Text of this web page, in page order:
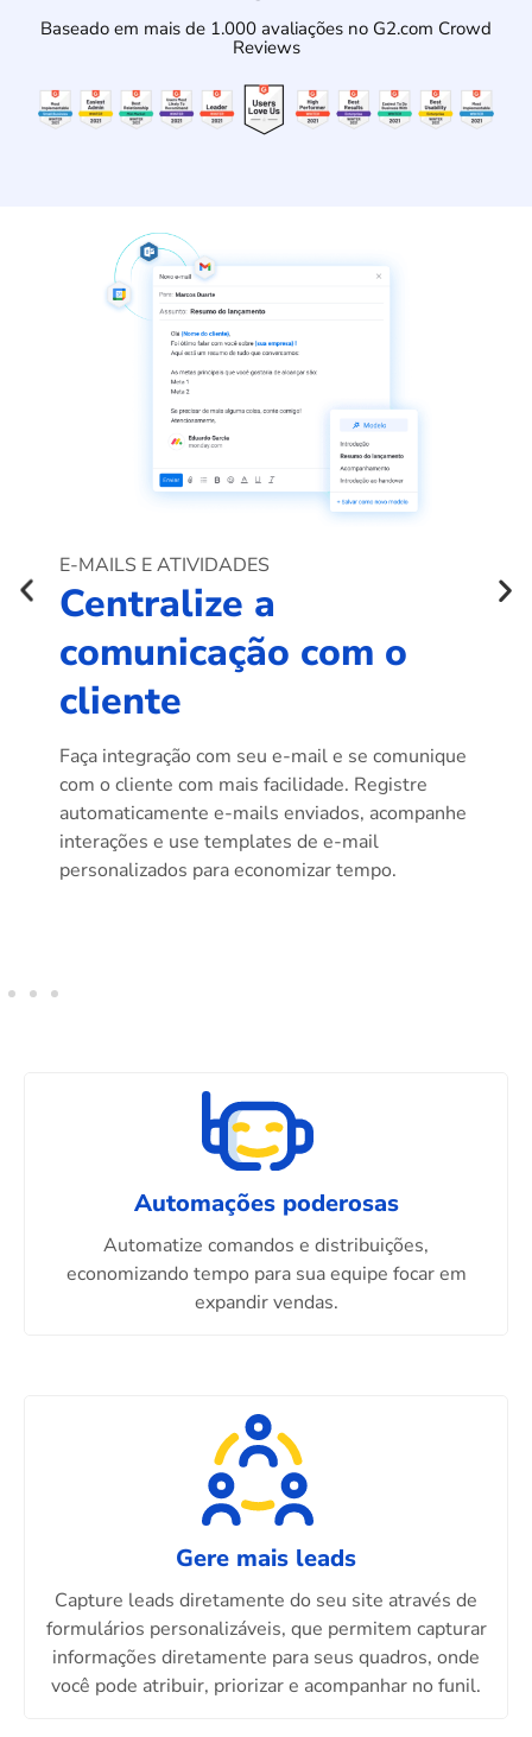
Baseado em mais de 1.000 avaliações no G2.com Crowd
Reviews
E-MAILS E ATIVIDADES
Centralize a
comunicação com o
cliente
Faça integração com seu e-mail e se comunique
com o cliente com mais facilidade. Registre
automaticamente e-mails enviados, acompanhe
interações e use templates de e-mail
personalizados para economizar tempo.
Automações poderosas
Automatize comandos e distribuições,
economizando tempo para sua equipe focar em
expandir vendas.
Gere mais leads
Capture leads diretamente do seu site através de
formulários personalizáveis, que permitem capturar
informações diretamente para seus quadros, onde
você pode atribuir, priorizar e acompanhar no funil.